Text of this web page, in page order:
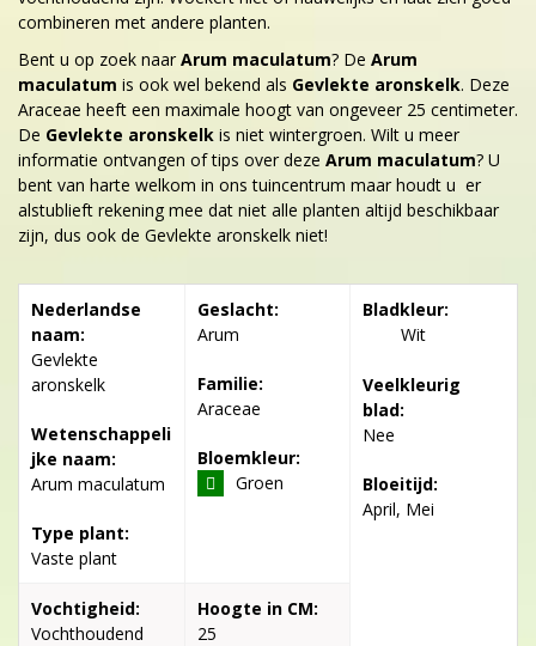
combineren met andere planten.
Bent u op zoek naar Arum maculatum? De Arum
maculatum is ook wel bekend als Gevlekte aronskelk. Deze
Araceae heeft een maximale hoogt van ongeveer 25 centimeter.
De Gevlekte aronskelk is niet wintergroen. Wilt u meer
informatie ontvangen of tips over deze Arum maculatum? U
bent van harte welkom in ons tuincentrum maar houdt u er
alstublieft rekening mee dat niet alle planten altijd beschikbaar
zijn, dus ook de Gevlekte aronskelk niet!
Nederlandse
naam:
Gevlekte
aronskelk
Wetenschappeli
jke naam:
Arum maculatum
Type plant:
Vaste plant
Geslacht:
Arum
Familie:
Araceae
Bloemkleur:
Groen
Bladkleur:
Wit
Veelkleurig
blad:
Nee
Bloeitijd:
April, Mei
Vochtigheid:
Vochthoudend
Hoogte in CM:
25